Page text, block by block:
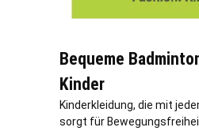
Bequeme
Kinder
Kinderkleidung, die mit
sorgt für